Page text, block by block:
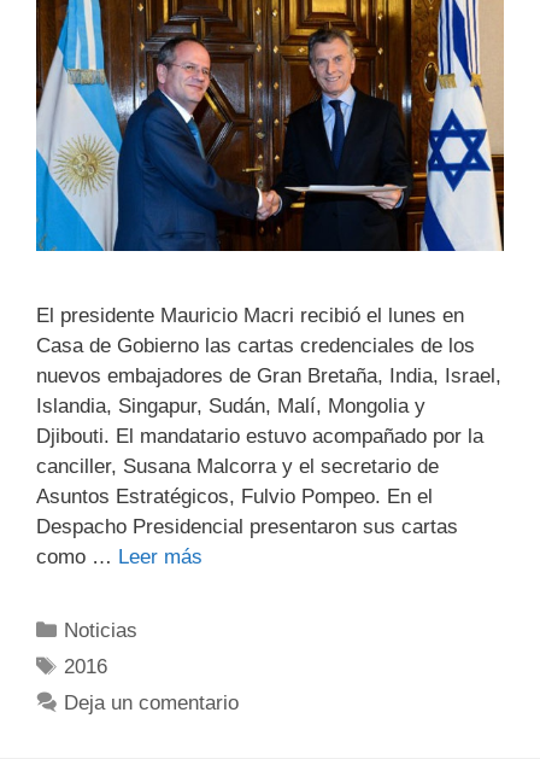
El presidente Mauricio Macri recibió el lunes en
Casa de Gobierno las cartas credenciales de los
nuevos embajadores de Gran Bretaña, India, Israel,
Islandia, Singapur, Sudán, Malí, Mongolia y
Djibouti. El mandatario estuvo acompañado por la
canciller, Susana Malcorra y el secretario de
Asuntos Estratégicos, Fulvio Pompeo. En el
Despacho Presidencial presentaron sus cartas
como … Leer más
Noticias
2016
Deja un comentario